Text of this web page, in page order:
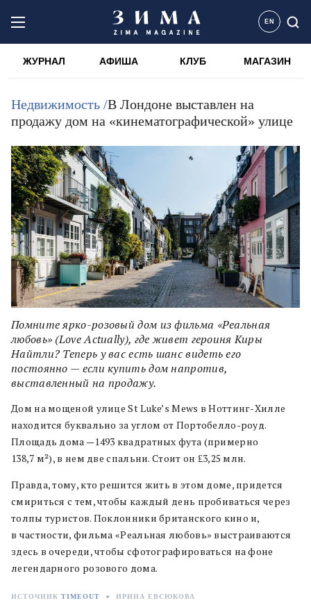
EN
ЖУРНАЛ АФИША КЛУБ МАГАЗИН
Недвижимость /В Лондоне выставлен на
продажу дом на «кинематографической» улице
Помните ярко-розовый дом из фильма «Реальная
любовь» (Love Actually), где живет героиня Киры
Найтли? Теперь у вас есть шанс видеть его
постоянно — если купить дом напротив,
выставленный на продажу.
Дом на мощеной улице St Luke’s Mews в Ноттинг-Хилле
находится буквально за углом от Портобелло-роуд.
Площадь дома —1493 квадратных фута (примерно
138,7 м²), в нем две спальни. Стоит он ₤3,25 млн.
Правда, тому, кто решится жить в этом доме, придется
смириться с тем, чтобы каждый день пробиваться через
толпы туристов. Поклонники британского кино и,
в частности, фильма «Реальная любовь» выстраиваются
здесь в очереди, чтобы сфотографироваться на фоне
легендарного розового дома.
ИСТОЧНИК TIMEOUT ● ИРИНА ЕВСЮКОВА